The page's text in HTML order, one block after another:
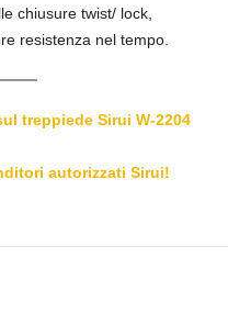
chiusure twist/ lock,
resistenza nel tempo.
treppiede Sirui W-2204
autorizzati Sirui!